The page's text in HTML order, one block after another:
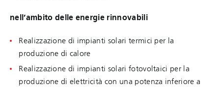
nell’ambito delle energie rinnovabili
Realizzazione di impianti solari termici per la
produzione di calore
Realizzazione di impianti solari fotovoltaici per la
produzione di elettricità con una potenza inferiore a